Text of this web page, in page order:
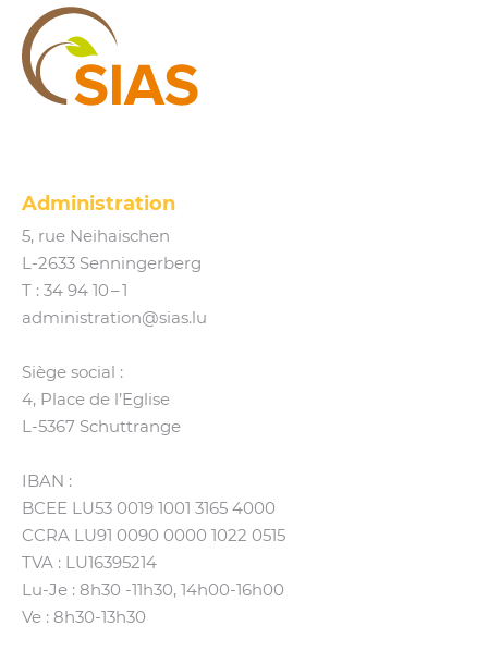
Administration
5, rue Neihaischen
L‑2633 Senningerberg
T : 34 94 10 – 1
administration@​sias.​lu
Siège social :
4, Place de l’Eglise
L‑5367 Schuttrange
IBAN :
BCEE LU53 0019 1001 3165 4000
CCRA LU91 0090 0000 1022 0515
TVA : LU16395214
Lu-Je : 8h30 ‑11h30, 14h00-16h00
Ve : 8h30-13h30